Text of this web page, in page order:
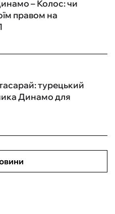
– Колос: чи
правом на
турецький
Динамо для